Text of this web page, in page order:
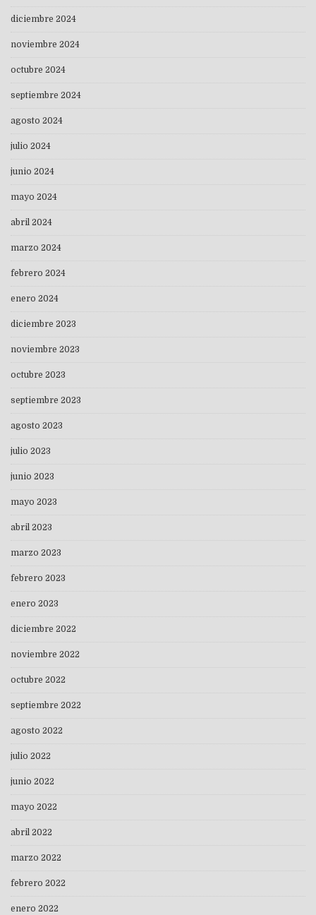
diciembre 2024
noviembre 2024
octubre 2024
septiembre 2024
agosto 2024
julio 2024
junio 2024
mayo 2024
abril 2024
marzo 2024
febrero 2024
enero 2024
diciembre 2023
noviembre 2023
octubre 2023
septiembre 2023
agosto 2023
julio 2023
junio 2023
mayo 2023
abril 2023
marzo 2023
febrero 2023
enero 2023
diciembre 2022
noviembre 2022
octubre 2022
septiembre 2022
agosto 2022
julio 2022
junio 2022
mayo 2022
abril 2022
marzo 2022
febrero 2022
enero 2022